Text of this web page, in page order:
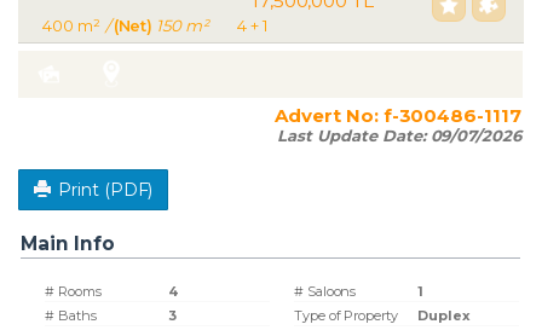
400 m² /(Net) 150 m² 4 + 1
Advert No: f-300486-1117
Last Update Date:09/07/2026
Print (PDF)
Main Info
# Rooms 4 # Saloons
1
# Baths
3 Type of Property
Duplex